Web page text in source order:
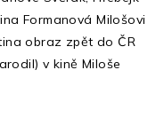
Formanová Milošovi
obraz zpět do ČR
v kině Miloše